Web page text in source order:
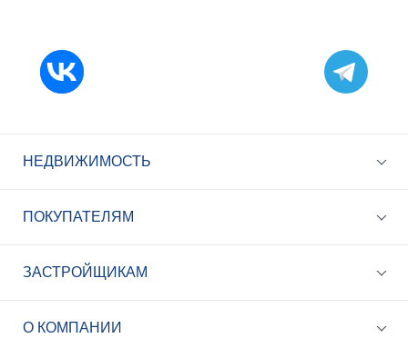
+7 (495) 785-56-17
НЕДВИЖИМОСТЬ
ПОКУПАТЕЛЯМ
ЗАСТРОЙЩИКАМ
О КОМПАНИИ